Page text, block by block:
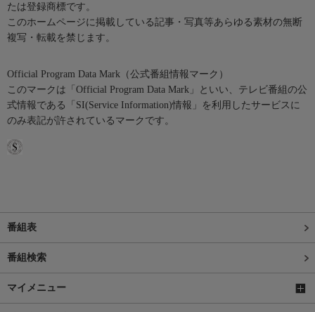
たは登録商標です。
このホームページに掲載している記事・写真等あらゆる素材の無断
複写・転載を禁じます。
Official Program Data Mark（公式番組情報マーク）
このマークは「Official Program Data Mark」といい、テレビ番組の公
式情報である「SI(Service Information)情報」を利用したサービスに
のみ表記が許されているマークです。
番組表
番組検索
マイメニュー